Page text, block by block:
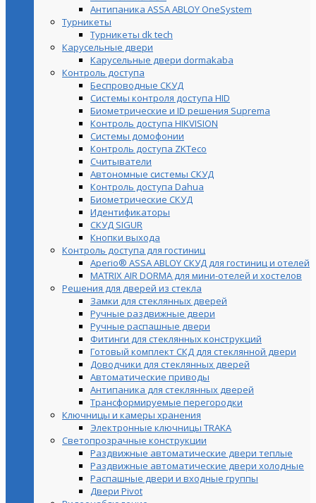
Антипаника ASSA ABLOY OneSystem
Турникеты
Турникеты dk tech
Карусельные двери
Карусельные двери dormakaba
Контроль доступа
Беспроводные СКУД
Системы контроля доступа HID
Биометрические и ID решения Suprema
Контроль доступа HIKVISION
Системы домофонии
Контроль доступа ZKTeco
Считыватели
Автономные системы СКУД
Контроль доступа Dahua
Биометрические СКУД
Идентификаторы
СКУД SIGUR
Кнопки выхода
Контроль доступа для гостиниц
Aperio® ASSA ABLOY СКУД для гостиниц и отелей
MATRIX AIR DORMA для мини-отелей и хостелов
Решения для дверей из стекла
Замки для стеклянных дверей
Ручные раздвижные двери
Ручные распашные двери
Фитинги для стеклянных конструкций
Готовый комплект СКД для стеклянной двери
Доводчики для стеклянных дверей
Автоматические приводы
Антипаника для стеклянных дверей
Трансформируемые перегородки
Ключницы и камеры хранения
Электронные ключницы TRAKA
Светопрозрачные конструкции
Раздвижные автоматические двери теплые
Раздвижные автоматические двери холодные
Распашные двери и входные группы
Двери Pivot